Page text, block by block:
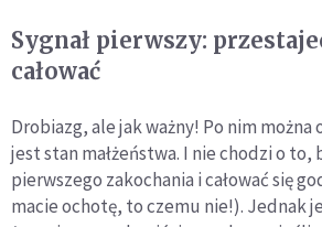
Sygnał pierwszy:
całować
Drobiazg, ale jak ważny! Po nim można
jest stan małżeństwa. I nie chodzi o to,
pierwszego zakochania i całować się
macie ochotę, to czemu nie!). Jednak